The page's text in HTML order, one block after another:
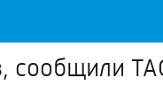
сообщили